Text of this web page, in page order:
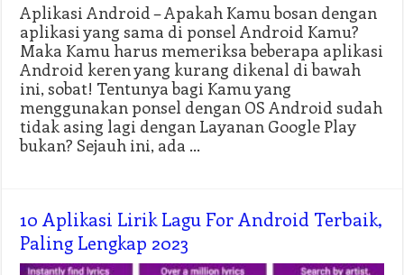
Aplikasi Android – Apakah Kamu bosan dengan
aplikasi yang sama di ponsel Android Kamu?
Maka Kamu harus memeriksa beberapa aplikasi
Android keren yang kurang dikenal di bawah
ini, sobat! Tentunya bagi Kamu yang
menggunakan ponsel dengan OS Android sudah
tidak asing lagi dengan Layanan Google Play
bukan? Sejauh ini, ada …
10 Aplikasi Lirik Lagu For Android Terbaik,
Paling Lengkap 2023